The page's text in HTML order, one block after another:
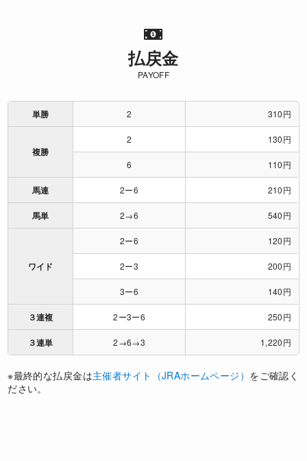
払戻金
PAYOFF
単勝 2 310円
複勝
2 130円
6 110円
馬連 2ー6 210円
馬単 2→6 540円
ワイド
2ー6 120円
2ー3 200円
3ー6 140円
３連複 2ー3ー6 250円
３連単 2→6→3 1,220円
※最終的な払戻金は主催者サイト（JRAホームページ） をご確認く
ださい。